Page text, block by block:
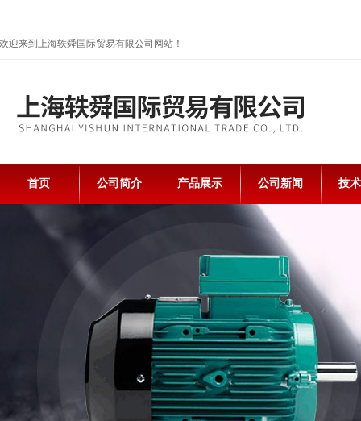
欢迎来到上海轶舜国际贸易有限公司网站！
首页 公司简介 产品展示 公司新闻 技